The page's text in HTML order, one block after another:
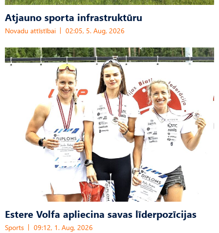
Atjauno sporta infrastruktūru
Novadu attīstībai 02:05, 5. Aug, 2026
Estere Volfa apliecina savas līderpozīcijas
Sports 09:12, 1. Aug, 2026